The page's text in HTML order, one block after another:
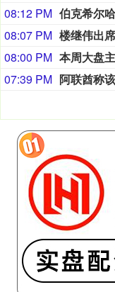
08:12 PM
08:07 PM 楼继伟出
08:00 PM
07:39 PM 阿联酋称